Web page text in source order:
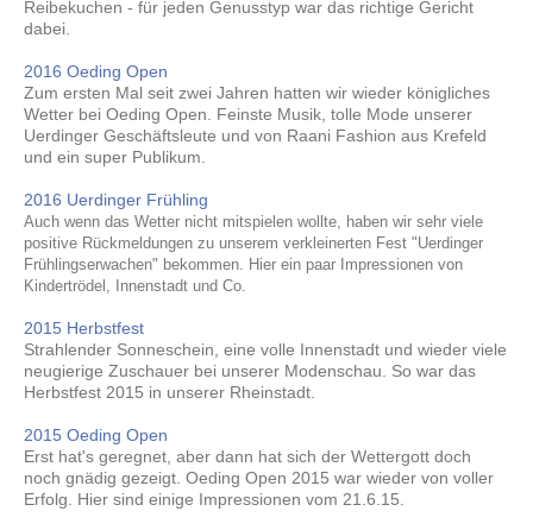
Reibekuchen - für jeden Genusstyp war das richtige Gericht
dabei.
2016 Oeding Open
Zum ersten Mal seit zwei Jahren hatten wir wieder königliches
Wetter bei Oeding Open. Feinste Musik, tolle Mode unserer
Uerdinger Geschäftsleute und von Raani Fashion aus Krefeld
und ein super Publikum.
2016 Uerdinger Frühling
Auch wenn das Wetter nicht mitspielen wollte, haben wir sehr viele
positive Rückmeldungen zu unserem verkleinerten Fest "Uerdinger
Frühlingserwachen" bekommen. Hier ein paar Impressionen von
Kindertrödel, Innenstadt und Co.
2015 Herbstfest
Strahlender Sonneschein, eine volle Innenstadt und wieder viele
neugierige Zuschauer bei unserer Modenschau. So war das
Herbstfest 2015 in unserer Rheinstadt.
2015 Oeding Open
Erst hat's geregnet, aber dann hat sich der Wettergott doch
noch gnädig gezeigt. Oeding Open 2015 war wieder von voller
Erfolg.
Hier sind einige Impressionen vom 21.6.15.